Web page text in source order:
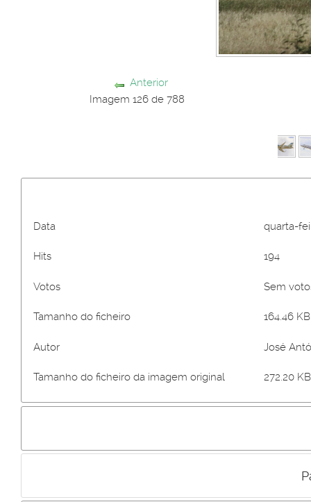
Anterior
Imagem 126 de 788
Data quarta-
Hits 194
Votos Sem
Tamanho do ficheiro 164.46
Autor José
Tamanho do ficheiro da imagem original 272.20